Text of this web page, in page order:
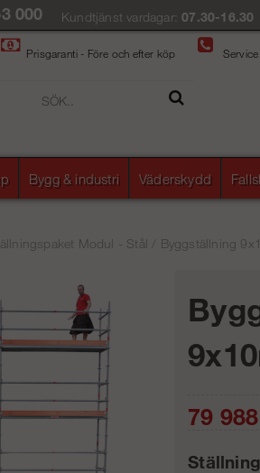
000 Kundtjänst vardagar:07.30-16.30
Prisgaranti - Före och efter köp
Bygg & industri Väderskydd
Modul - Stål Byggställning
79 988